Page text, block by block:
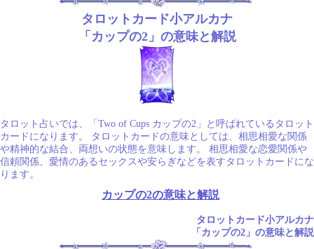
タロットカード小アルカナ
「カップの2」の意味と解説
タロット占いでは、「Two of Cups カップの2」と呼ばれているタロット
カードになります。 タロットカードの意味としては、相思相愛な関係
や精神的な結合、両想いの状態を意味します。 相思相愛な恋愛関係や
信頼関係、愛情のあるセックスや安らぎなどを表すタロットカードにな
ります。
カップの2の意味と解説
タロットカード小アルカナ
「カップの2」の意味と解説